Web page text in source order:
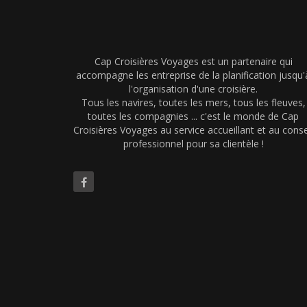
Cap Croisières Voyages est un partenaire qui
accompagne les entreprise de la planification
l'organisation d'une croisière.
Tous les navires, toutes les mers, tous les fleuves,
toutes les compagnies ... c'est le monde de Cap
Croisières Voyages au service accueillant et au
professionnel pour sa clientèle !